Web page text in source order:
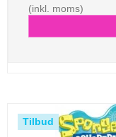
(inkl. moms)
Tilbud